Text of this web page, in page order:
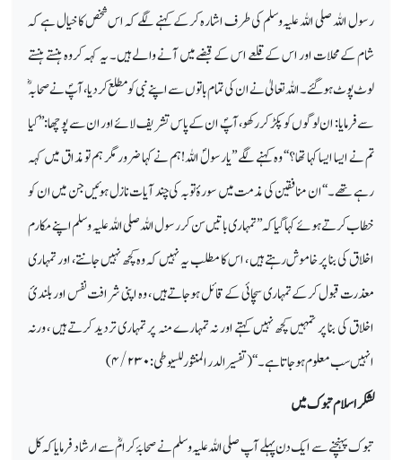
رسول اللہ صلی اللہ علیہ وسلم کی طرف اشارہ کرکے کہنے لگے کہ اس شخص کا خیال ہے کہ
شام کے محلات اور اس کے قلعے اس کے قبضے میں آنے والے ہیں ۔ یہ کہہ کر وہ ہنستے ہنستے
لوٹ پوٹ ہوگئے۔ اللہ تعالیٰ نے ان کی تمام باتوں سے اپنے نبی کو مطلع کردیا، آپؐ نے صحابہؓ
سے فرمایا: ان لوگوں کو پکڑ کر رکھو، آپؐ ان کے پاس تشریف لائے اور ان سے پوچھا:’’ کیا
تم نے ایسا ایسا کہا تھا؟‘‘ وہ کہنے لگے ’’یارسولؐ اللہ! ہم نے کہا ضرور مگر ہم تو مذاق میں کہہ
رہے تھے۔‘‘ ان منافقین کی مذمت میں سورۂ توبہ کی چند آیات نازل ہوئیں جن میں ان کو
خطاب کرتے ہوئے کہا گیا کہ ’’تمہاری باتیں سن کر رسول اللہ صلی اللہ علیہ وسلم اپنے مکارم
اخلاق کی بنا پر خاموش رہتے ہیں ، اس کا مطلب یہ نہیں کہ وہ کچھ نہیں جانتے، اور تمہاری
معذرت قبول کرکے تمہاری سچائی کے قائل ہوجاتے ہیں ، وہ اپنی شرافت نفس اور بلندیٔ
اخلاق کی بنا پر تمہیں کچھ نہیں کہتے اور نہ تمہارے منہ پر تمہاری تردید کرتے ہیں ، ورنہ
انہیں سب معلوم ہوجاتا ہے۔ ‘‘ (تفسیر الدر المنثور للسیوطی:۴/۲۳۰)
لشکر اسلام تبوک میں
تبوک پہنچنے سے ایک دن پہلے آپ صلی اللہ علیہ وسلم نے صحابۂ کرامؓ سے ارشاد فرمایا کہ کل